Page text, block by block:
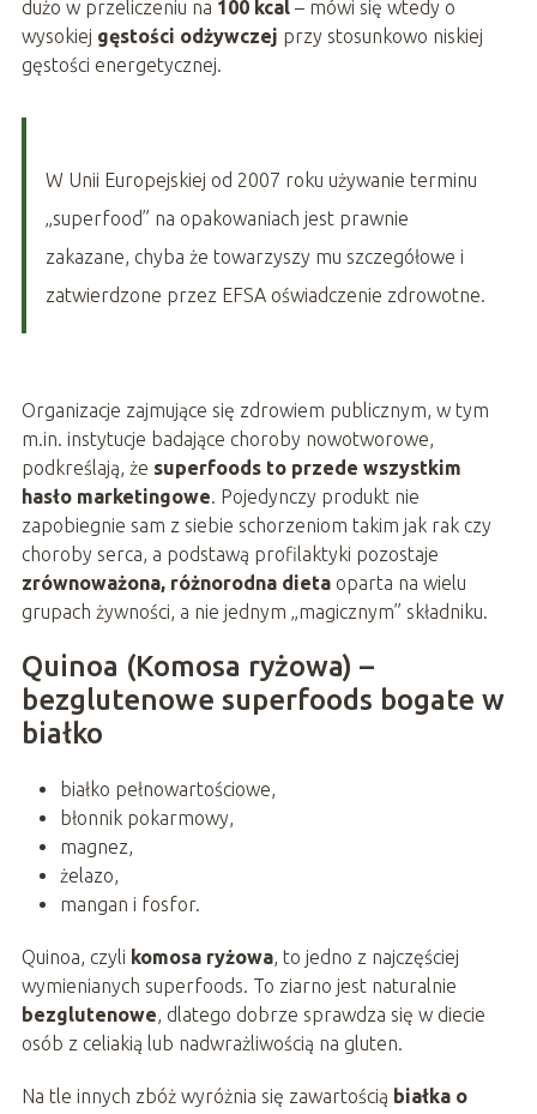
dużo w przeliczeniu na 100 kcal– mówi się wtedy o
wysokiej gęstości odżywczej przy stosunkowo niskiej
gęstości energetycznej.
W Unii Europejskiej od 2007 roku używanie terminu
„superfood” na opakowaniach jest prawnie
zakazane, chyba że towarzyszy mu szczegółowe i
zatwierdzone przez EFSA oświadczenie zdrowotne.
Organizacje zajmujące się zdrowiem publicznym, w tym
m.in. instytucje badające choroby nowotworowe,
podkreślają, że superfoods to przede wszystkim
hasło marketingowe. Pojedynczy produkt nie
zapobiegnie sam z siebie schorzeniom takim jak rak czy
choroby serca, a podstawą profilaktyki pozostaje
zrównoważona, różnorodna dietaoparta na wielu
grupach żywności, a nie jednym „magicznym” składniku.
Quinoa (Komosa ryżowa) –
bezglutenowe superfoods bogate w
białko
białko pełnowartościowe,
błonnik pokarmowy,
magnez,
żelazo,
mangan i fosfor.
Quinoa, czyli komosa ryżowa, to jedno z najczęściej
wymienianych superfoods. To ziarno jest naturalnie
bezglutenowe, dlatego dobrze sprawdza się w diecie
osób z celiakią lub nadwrażliwością na gluten.
Na tle innych zbóż wyróżnia się zawartością białka o